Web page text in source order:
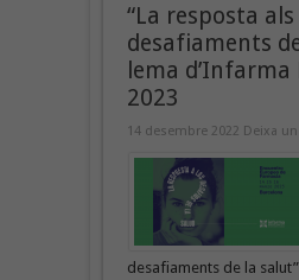
“La resposta als
desafiaments
lema d’Infarma
2023
14 desembre 2022 Deixa
desafiaments de la